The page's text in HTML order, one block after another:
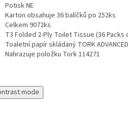
PotiskNE
Karton obsahuje 36 balíčků po 252ks
Celkem 9072ks
T3 Folded 2-Ply Toilet Tissue (36 Packs
Toaletní papír skládaný TORK
Nahrazuje položku Tork 114271
mode